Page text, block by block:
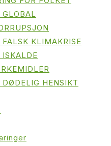
KLIMAKRISE
HENSIKT